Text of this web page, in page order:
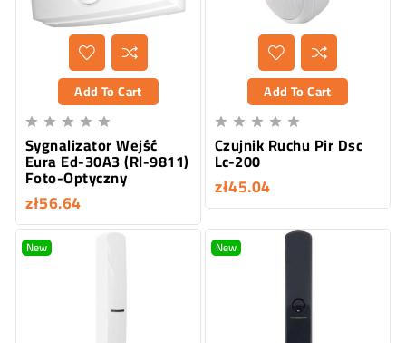
Add To Cart
    
Sygnalizator Wejść
Eura Ed-30A3 (Rl-9811)
Foto-Optyczny
zł56.64
Add To Cart
    
Czujnik Ruchu Pir Dsc
Lc-200
zł45.04
New New